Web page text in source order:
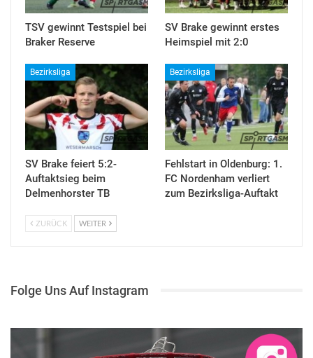
TSV gewinnt Testspiel bei
Braker Reserve
SV Brake gewinnt erstes
Heimspiel mit 2:0
Bezirksliga
SV Brake feiert 5:2-
Auftaktsieg beim
Delmenhorster TB
Bezirksliga
Fehlstart in Oldenburg: 1.
FC Nordenham verliert
zum Bezirksliga-Auftakt
ZURÜCK WEITER
Folge Uns Auf Instagram